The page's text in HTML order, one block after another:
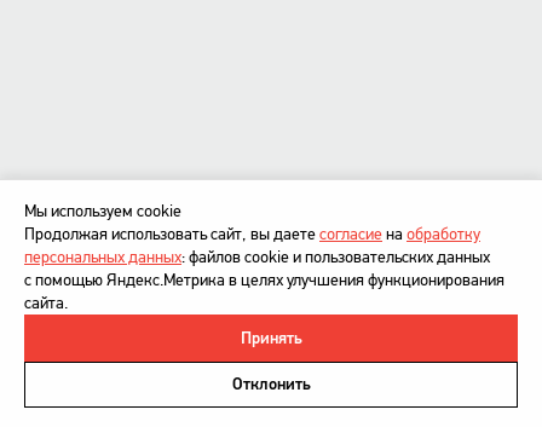
Политика в отношении обработки персональных данных
Напишите нам
Мы используем cookie
Продолжая использовать сайт, вы даетесогласиена обработку
персональных данных: файлов cookie и пользовательских данных
с помощью Яндекс.Метрика в целях улучшения функционирования
сайта.
Принять
Отклонить